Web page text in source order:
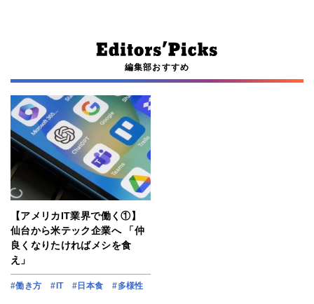
編集部おすすめ
【アメリカIT業界で働く①】
仙台から米テック企業へ 「仲
良くなりたければメシを食
え」
#働き方 #IT #日本食 #多様性